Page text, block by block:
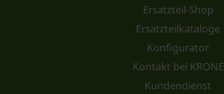
Ersatzteil-Shop
Ersatzteilkataloge
Konfigurator
Kontakt bei KRONE
Kundendienst